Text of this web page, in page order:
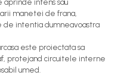
aprinde intens sau
manetei de frana,
intentia dumneavoastra
este proiectata sa
protejand circuitele interne
umed.